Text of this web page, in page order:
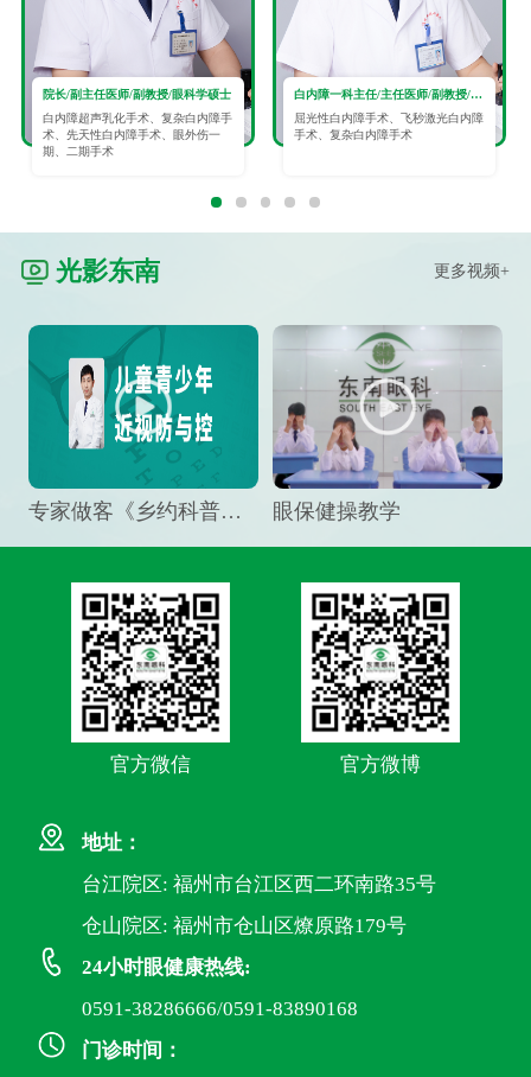
院长/副主任医师/副教授/眼科学硕士
白内障超声乳化手术、复杂白内障手
术、先天性白内障手术、眼外伤一
期、二期手术
白内障一科主任/主任医师/副教授/眼科学硕士
屈光性白内障手术、飞秒激光白内障
手术、复杂白内障手术
光影东南 更多视频+
专家做客《乡约科普》栏目，预防孩子近视竟然这么“简单” 眼保健操教学
官方微信 官方微博
地址：
台江院区: 福州市台江区西二环南路35号
仓山院区: 福州市仓山区燎原路179号
24小时眼健康热线:
0591-38286666/0591-83890168
门诊时间：